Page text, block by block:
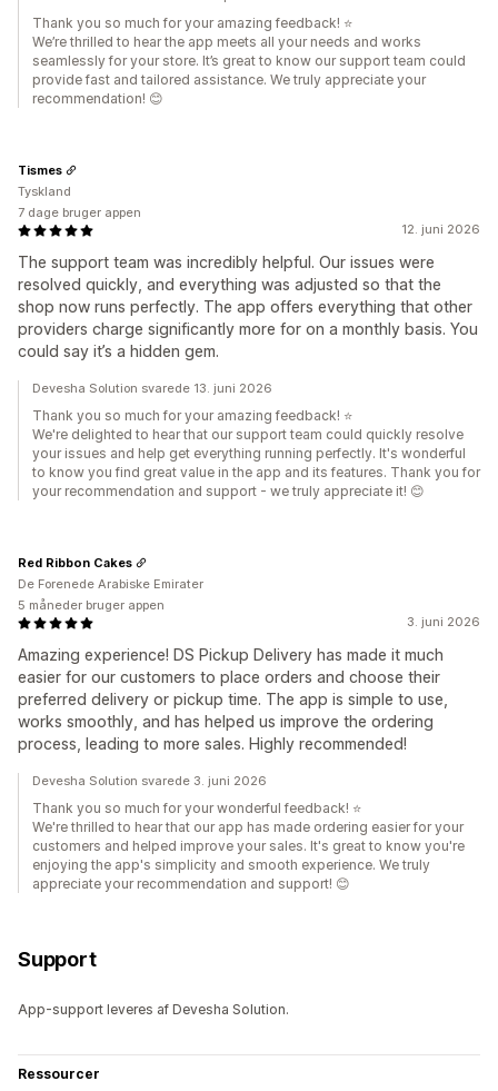
Thank you so much for your amazing feedback! ⭐
We’re thrilled to hear the app meets all your needs and works
seamlessly for your store. It’s great to know our support team could
provide fast and tailored assistance. We truly appreciate your
recommendation! 😊
12. juni 2026
The support team was incredibly helpful. Our issues were
resolved quickly, and everything was adjusted so that the
shop now runs perfectly. The app offers everything that other
providers charge significantly more for on a monthly basis. You
could say it’s a hidden gem.
Tismes
Tyskland
7 dage bruger appen
Devesha Solution svarede 13. juni 2026
Thank you so much for your amazing feedback! ⭐
We're delighted to hear that our support team could quickly resolve
your issues and help get everything running perfectly. It's wonderful
to know you find great value in the app and its features. Thank you for
your recommendation and support - we truly appreciate it! 😊
3. juni 2026
Amazing experience! DS Pickup Delivery has made it much
easier for our customers to place orders and choose their
preferred delivery or pickup time. The app is simple to use,
works smoothly, and has helped us improve the ordering
process, leading to more sales. Highly recommended!
Red Ribbon Cakes
De Forenede Arabiske Emirater
5 måneder bruger appen
Devesha Solution svarede 3. juni 2026
Thank you so much for your wonderful feedback! ⭐
We're thrilled to hear that our app has made ordering easier for your
customers and helped improve your sales. It's great to know you're
enjoying the app's simplicity and smooth experience. We truly
appreciate your recommendation and support! 😊
Support
App-support leveres af Devesha Solution.
Ressourcer